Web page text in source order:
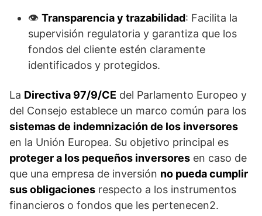
👁️ Transparencia y trazabilidad: Facilita la
supervisión regulatoria y garantiza que los
fondos del cliente estén claramente
identificados y protegidos.
La Directiva 97/9/CE del Parlamento Europeo y
del Consejo establece un marco común para los
sistemas de indemnización de los inversores
en la Unión Europea. Su objetivo principal es
proteger a los pequeños inversores en caso de
que una empresa de inversión no pueda cumplir
sus obligaciones respecto a los instrumentos
financieros o fondos que les pertenecen2.